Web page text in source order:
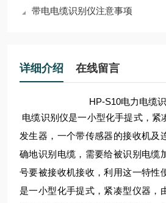
带电电缆识别仪注意事项
详细介绍 在线留言
HP-S10电力电缆
电缆识别仪是一小型化手提式，紧
发生器，一个带传感器的接收机及
确地识别电缆，需要给被识别电缆
号要被接收机接收，利用这一特性
是一小型化手提式，紧凑型仪器，